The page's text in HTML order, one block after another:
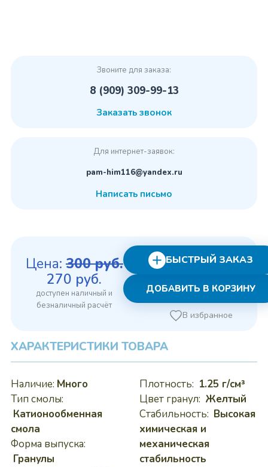
Звоните для заказа:
8 (909) 309-99-13
Заказать звонок
Для интернет-заявок:
pam-him116@yandex.ru
Написать письмо
Цена: 300руб.
Первоначальная
цена
составляла
270 руб. Текущая
цена:
270 руб..
ДОБАВИТЬ В КОРЗИНУ
БЫСТРЫЙ ЗАКАЗ
В избранное
ХАРАКТЕРИСТИКИ ТОВАРА
Наличие: Много
Тип смолы:
Катионообменная
смола
Форма выпуска:
Гранулы
Плотность: 1.25 г/см³
Цвет гранул: Желтый
Стабильность: Высокая
химическая и
механическая
стабильность